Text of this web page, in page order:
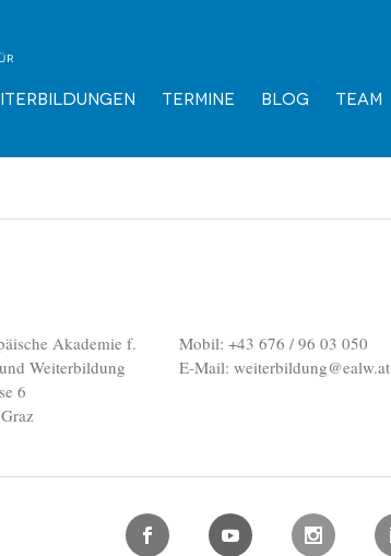
Termine Blog Team
210421
Vorschau
Akademie f.
Weiterbildung
6
Mobil: +43 676 / 96 03 050
E-Mail: weiterbildung@ealw.at